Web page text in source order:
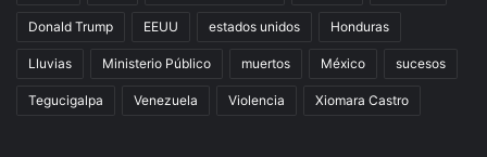
Donald Trump EEUU estados unidos Honduras
Lluvias Ministerio Público muertos México sucesos
Tegucigalpa Venezuela Violencia Xiomara Castro